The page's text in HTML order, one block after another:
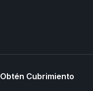
Obtén Cubrimiento